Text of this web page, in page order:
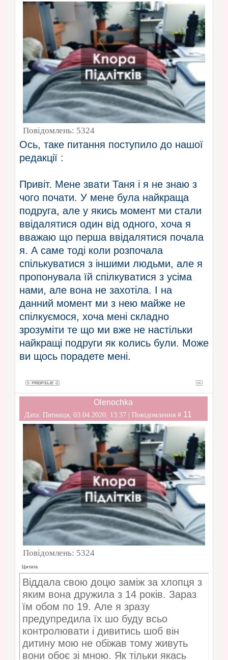
Повідомлень: 5324
Ось, таке питання поступило до нашої
редакції :
Привіт. Мене звати Таня і я не знаю з
чого почати. У мене була найкраща
подруга, але у якись момент ми стали
ввідалятися один від одного, хоча я
вважаю що перша ввідалятися почала
я. А саме тоді коли розпочала
спількуватися з іншими людьми, але я
пропонувала їй спілкуватися з усіма
нами, але вона не захотіла. І на
данний момент ми з нею майже не
спілкуємося, хоча мені складно
зрозуміти те що ми вже не настільки
найкращі подруги як колись були. Може
ви щось порадете мені.
Olenochka
Дата: Пятниця, 03.04.2020, 13:37 | Повідомлення # 11
Повідомлень: 5324
Цитата
Віддала свою доцю заміж за хлопця з
яким вона дружила з 14 років. Зараз
їм обом по 19. Але я зразу
предупредила їх шо буду всьо
контролювати і дивитись шоб він
дитину мою не обіжав тому живуть
вони обоє зі мною. Як тільки якась